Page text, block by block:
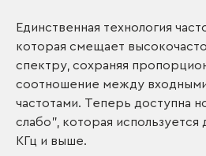
Единственная технология
которая смещает
спектру, сохраняя
соотношение между
частотами. Теперь доступна
слабо”, которая используется
КГц и выше.